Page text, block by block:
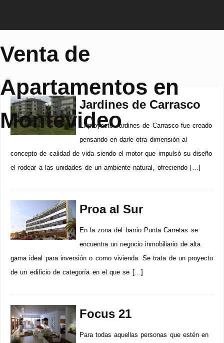
Venta de
Apartamentos en
Montevideo
Jardines de Carrasco
El proyecto Jardines de Carrasco fue creado
pensando en darle otra dimensión al
concepto de calidad de vida siendo el motor que impulsó su diseño
el rodear a las unidades de un ambiente natural, ofreciendo […]
Proa al Sur
En la zona del barrio Punta Carretas se
encuentra un negocio inmobiliario de alta
gama ideal para inversión o como vivienda. Se trata de un proyecto
de un edificio de categoría en el que se […]
Focus 21
Para todas aquellas personas que estén en